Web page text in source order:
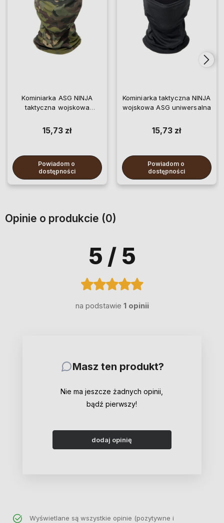
Kominiarka ASG NINJA
taktyczna wojskowa
15,73 zł
Powiadom o
dostępności
Kominiarka taktyczna NINJA
wojskowa ASG uniwersalna
15,73 zł
Powiadom o
dostępności
Opinie o produkcie (0)
5 / 5
na podstawie 1 opinii
Masz ten produkt?
Nie ma jeszcze żadnych opinii,
bądź pierwszy!
dodaj opinię
Wyświetlane są wszystkie opinie (pozytywne i